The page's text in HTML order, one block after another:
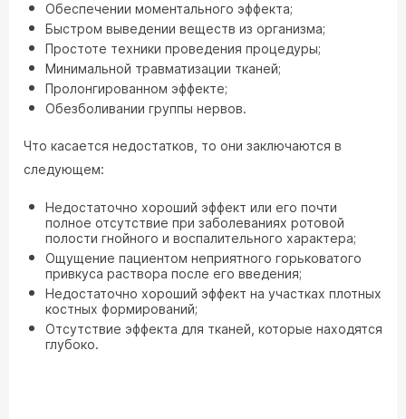
Обеспечении моментального эффекта;
Быстром выведении веществ из организма;
Простоте техники проведения процедуры;
Минимальной травматизации тканей;
Пролонгированном эффекте;
Обезболивании группы нервов.
Что касается недостатков, то они заключаются в
следующем:
Недостаточно хороший эффект или его почти
полное отсутствие при заболеваниях ротовой
полости гнойного и воспалительного характера;
Ощущение пациентом неприятного горьковатого
привкуса раствора после его введения;
Недостаточно хороший эффект на участках плотных
костных формирований;
Отсутствие эффекта для тканей, которые находятся
глубоко.